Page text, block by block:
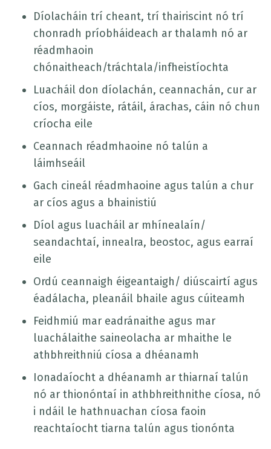
Díolacháin trí cheant, trí thairiscint nó trí
chonradh príobháideach ar thalamh nó ar
réadmhaoin
chónaitheach/tráchtala/infheistíochta
Luacháil don díolachán, ceannachán, cur ar
cíos, morgáiste, rátáil, árachas, cáin nó chun
críocha eile
Ceannach réadmhaoine nó talún a
láimhseáil
Gach cineál réadmhaoine agus talún a chur
ar cíos agus a bhainistiú
Díol agus luacháil ar mhínealaín/
seandachtaí, innealra, beostoc, agus earraí
eile
Ordú ceannaigh éigeantaigh/ diúscairtí agus
éadálacha, pleanáil bhaile agus cúiteamh
Feidhmiú mar eadránaithe agus mar
luachálaithe saineolacha ar mhaithe le
athbhreithniú cíosa a dhéanamh
Ionadaíocht a dhéanamh ar thiarnaí talún
nó ar thionóntaí in athbhreithnithe cíosa, nó
i ndáil le hathnuachan cíosa faoin
reachtaíocht tiarna talún agus tionónta